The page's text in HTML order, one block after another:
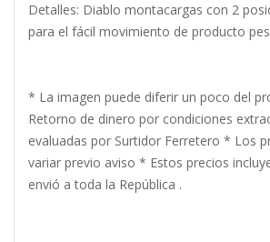
Detalles: Diablo montacargas con 2
para el fácil movimiento de producto
* La imagen puede diferir un poco del
Retorno de dinero por condiciones
evaluadas por Surtidor Ferretero * Los
variar previo aviso * Estos precios
envió a toda la República .